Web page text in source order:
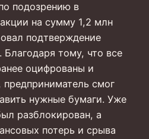
подозрению в
на сумму 1,2 млн
подтверждение
Благодаря тому, что все
оцифрованы и
смог
нужные бумаги. Уже
разблокирован, а
потерь и срыва